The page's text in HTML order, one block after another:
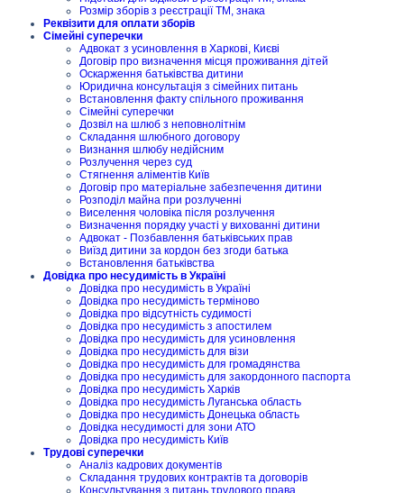
Розмір зборів з реєстрації ТМ, знака
Реквізити для оплати зборів
Сімейні суперечки
Адвокат з усиновлення в Харкові, Києві
Договір про визначення місця проживання дітей
Оскарження батьківства дитини
Юридична консультація з сімейних питань
Встановлення факту спільного проживання
Сімейні суперечки
Дозвіл на шлюб з неповнолітнім
Складання шлюбного договору
Визнання шлюбу недійсним
Розлучення через суд
Стягнення аліментів Київ
Договір про матеріальне забезпечення дитини
Розподіл майна при розлученні
Виселення чоловіка після розлучення
Визначення порядку участі у вихованні дитини
Адвокат - Позбавлення батьківських прав
Виїзд дитини за кордон без згоди батька
Встановлення батьківства
Довідка про несудимість в Україні
Довідка про несудимість в Україні
Довідка про несудимість терміново
Довідка про відсутність судимості
Довідка про несудимість з апостилем
Довідка про несудимість для усиновлення
Довідка про несудимість для візи
Довідка про несудимість для громадянства
Довідка про несудимість для закордонного паспорта
Довідка про несудимість Харків
Довідка про несудимість Луганська область
Довідка про несудимість Донецька область
Довідка несудимості для зони АТО
Довідка про несудимість Київ
Трудові суперечки
Аналіз кадрових документів
Складання трудових контрактів та договорів